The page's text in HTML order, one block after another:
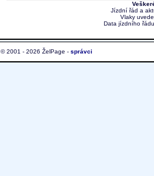
Jízdní řád a
Vlaky
Data jízdního
© 2001 - 2026 ŽelPage - správci